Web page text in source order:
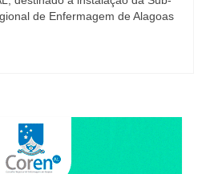
de Enfermagem de Alagoas